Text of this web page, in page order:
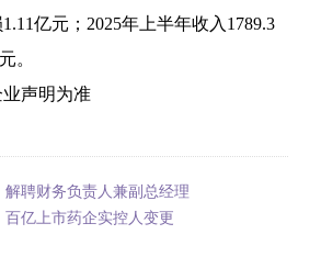
亿元；2025年上半年收入1789.3
。
声明为准
解聘财务负责人兼副总经理
百亿上市药企实控人变更